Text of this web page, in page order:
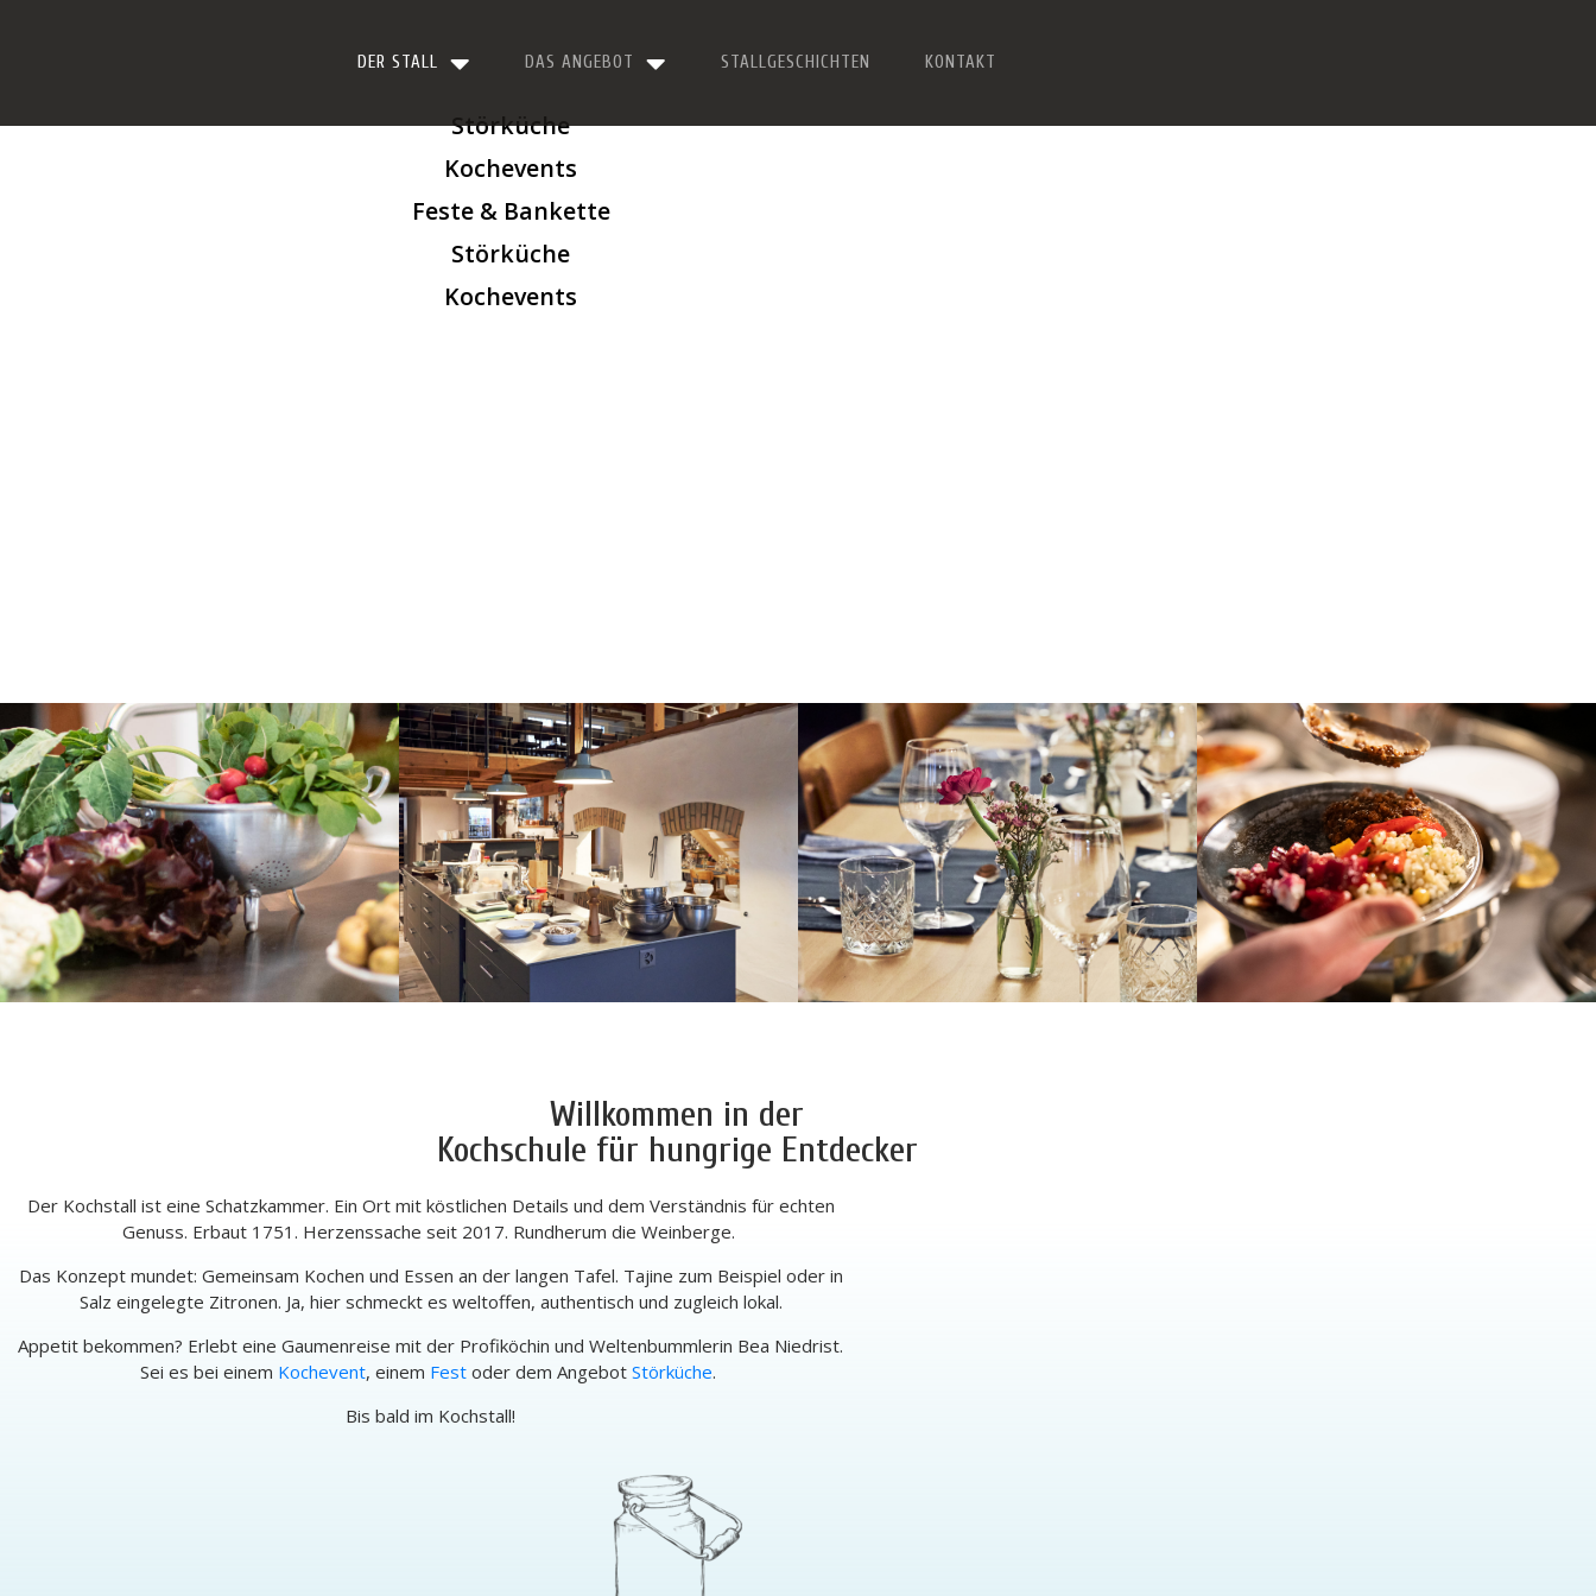
DER STALL DAS ANGEBOT STALLGESCHICHTEN KONTAKT
Störküche
Kochevents
Feste & Bankette
Störküche
Kochevents
Willkommen in der
Kochschule für hungrige Entdecker
Der Kochstall ist eine Schatzkammer. Ein Ort mit köstlichen Details und dem Verständnis für echten
Genuss. Erbaut 1751. Herzenssache seit 2017. Rundherum die Weinberge.
Das Konzept mundet: Gemeinsam Kochen und Essen an der langen Tafel. Tajine zum Beispiel oder in
Salz eingelegte Zitronen. Ja, hier schmeckt es weltoffen, authentisch und zugleich lokal.
Appetit bekommen? Erlebt eine Gaumenreise mit der Profiköchin und Weltenbummlerin Bea Niedrist.
Sei es bei einem Kochevent, einem Fest oder dem Angebot Störküche.
Bis bald im Kochstall!